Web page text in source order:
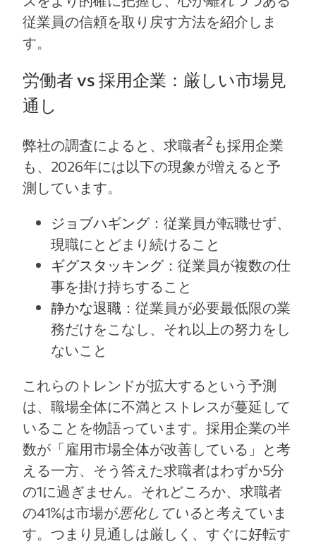
従業員の信頼を取り戻す方法を紹介しま
す。
労働者 vs 採用企業：厳しい市場見
通し
弊社の調査によると、求職者2も採用企業
も、2026年には以下の現象が増えると予
測しています。
ジョブハギング：従業員が転職せず、
現職にとどまり続けること
ギグスタッキング：従業員が複数の仕
事を掛け持ちすること
静かな退職 ：従業員が必要最低限の業
務だけをこなし、それ以上の努力をし
ないこと
これらのトレンドが拡大するという予測
は、職場全体に不満とストレスが蔓延して
いることを物語っています。採用企業の半
数が「雇用市場全体が改善している」と考
える一方、そう答えた求職者はわずか5分
の1に過ぎません。それどころか、求職者
の41%は市場が悪化していると考えていま
す。つまり見通しは厳しく、すぐに好転す